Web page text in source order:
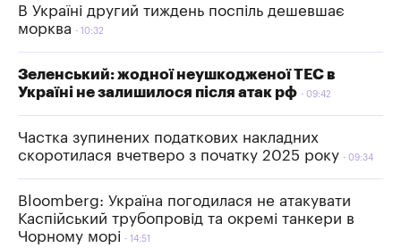
В Україні другий тиждень поспіль дешевшає
морква
10:32
Зеленський: жодної неушкодженої ТЕС в
Україні не залишилося після атак рф
09:42
Частка зупинених податкових накладних
скоротилася вчетверо з початку 2025 року
09:34
Bloomberg: Україна погодилася не атакувати
Каспійський трубопровід та окремі танкери в
Чорному морі
14:51